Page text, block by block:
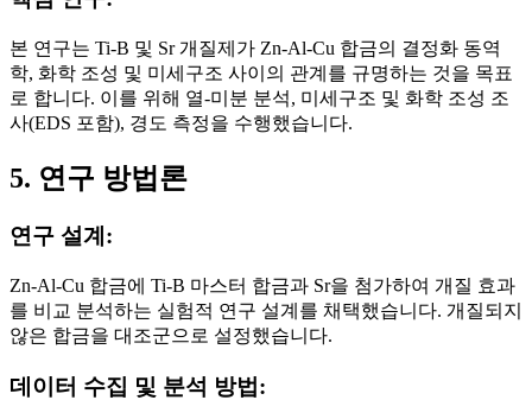
본 연구는 Ti-B 및 Sr 개질제가 Zn-Al-Cu 합금의 결정화 동역
학, 화학 조성 및 미세구조 사이의 관계를 규명하는 것을 목표
로 합니다. 이를 위해 열-미분 분석, 미세구조 및 화학 조성 조
사(EDS 포함), 경도 측정을 수행했습니다.
5. 연구 방법론
연구 설계:
Zn-Al-Cu 합금에 Ti-B 마스터 합금과 Sr을 첨가하여 개질 효과
를 비교 분석하는 실험적 연구 설계를 채택했습니다. 개질되지
않은 합금을 대조군으로 설정했습니다.
데이터 수집 및 분석 방법: